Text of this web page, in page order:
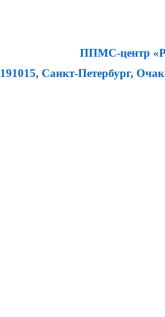
ППМС-центр
191015, Санкт-Петербург,